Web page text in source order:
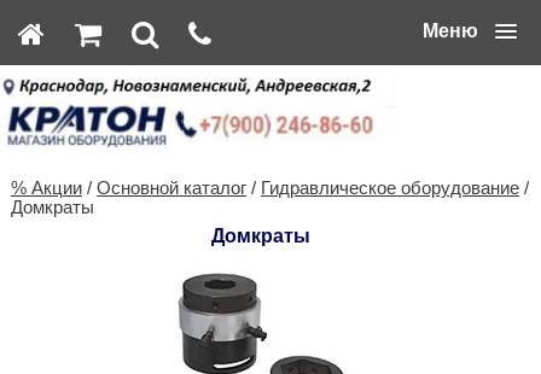
Меню
% Акции/ Основной каталог/ Гидравлическое оборудование/
Домкраты
Домкраты